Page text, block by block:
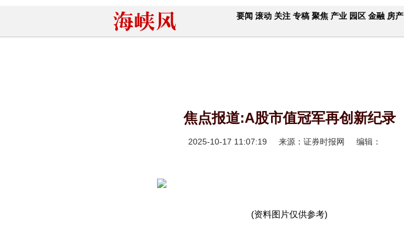
要闻 滚动 关注 专稿 聚焦 产业 园区 金融 房产
焦点报道:A股市值冠军再创新纪录
2025-10-17 11:07:19 来源：证券时报网 编辑：
(资料图片仅供参考)